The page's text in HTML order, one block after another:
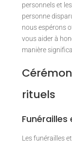
personnels et
personne
nous espérons
vous aider à
manière
rituels
Les funérailles